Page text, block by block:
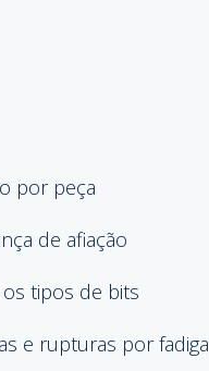
por peça
de afiação
tipos de bits
e rupturas por fadiga